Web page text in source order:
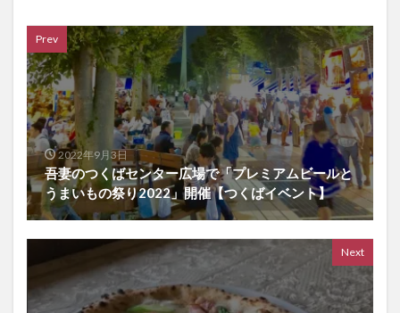
Prev
2022年9月3日
吾妻のつくばセンター広場で「プレミアムビールと
うまいもの祭り2022」開催【つくばイベント】
Next